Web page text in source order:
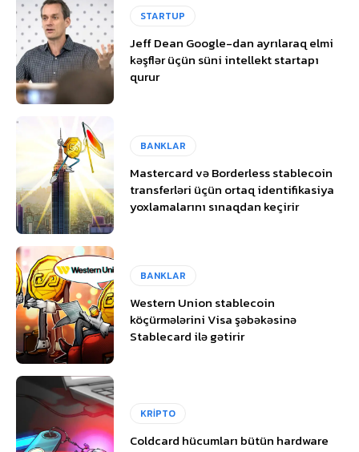
STARTUP
Jeff Dean Google-dan ayrılaraq elmi
kəşflər üçün süni intellekt startapı
qurur
BANKLAR
Mastercard və Borderless stablecoin
transferləri üçün ortaq identifikasiya
yoxlamalarını sınaqdan keçirir
BANKLAR
Western Union stablecoin
köçürmələrini Visa şəbəkəsinə
Stablecard ilə gətirir
KRİPTO
Coldcard hücumları bütün hardware